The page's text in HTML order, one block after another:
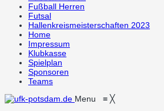
Fußball Herren
Futsal
Hallenkreismeisterschaften 2023
Home
Impressum
Klubkasse
Spielplan
Sponsoren
Teams
Menu ≡ ╳